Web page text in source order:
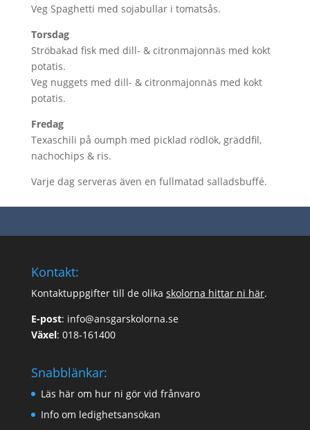
Veg Spaghetti med sojabullar i tomatsås.
Torsdag
Ströbakad fisk med dill- & citronmajonnäs med kokt
potatis.
Veg nuggets med dill- & citronmajonnäs med kokt
potatis.
Fredag
Texaschili på oumph med picklad rödlök, gräddfil,
nachochips & ris.
Varje dag serveras även en fullmatad salladsbuffé.
Kontakt:
Kontaktuppgifter till de olika skolorna hittar ni här.
E-post: info@ansgarskolorna.se
Växel: 018-161400
Snabblänkar:
Läs här om hur ni gör vid frånvaro
Info om ledighetsansökan